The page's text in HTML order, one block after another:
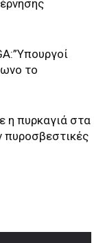
το
η πυρκαγιά στα
πυροσβεστικές